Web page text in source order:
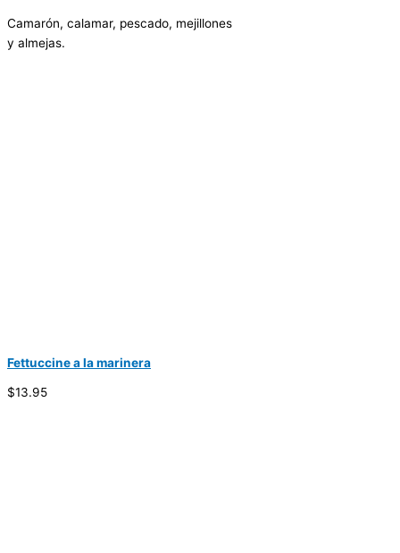
Camarón, calamar, pescado, mejillones
y almejas.
Fettuccine a la marinera
$13.95